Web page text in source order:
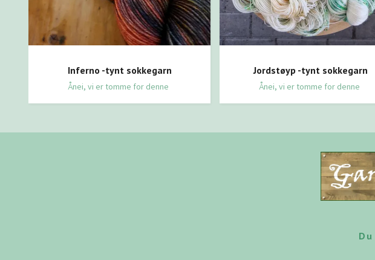
Inferno -tynt sokkegarn
Ånei, vi er tomme for denne
Jordstøyp -tynt sokkegarn
Ånei, vi er tomme for denne